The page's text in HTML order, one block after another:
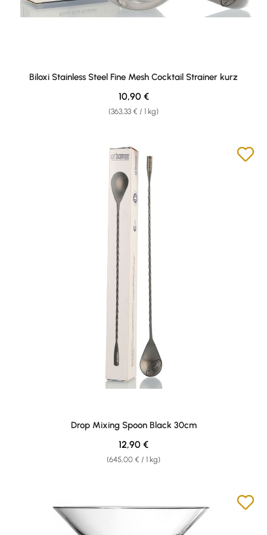
Biloxi Stainless Steel Fine Mesh Cocktail Strainer kurz
(363,33 € / 1 kg)
Regulärer Preis:
10,90 €
Drop Mixing Spoon Black 30cm
(645,00 € / 1 kg)
Regulärer Preis:
12,90 €